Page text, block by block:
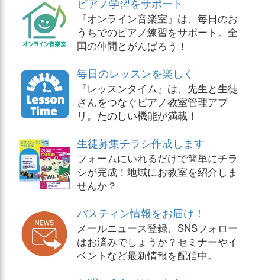
『オンライン音楽室』は、毎日のお
うちでのピアノ練習をサポート。全
国の仲間とがんばろう！
毎日のレッスンを楽しく
『レッスンタイム』は、先生と生徒
さんをつなぐピアノ教室管理アプ
リ。たのしい機能が満載！
生徒募集チラシ作成します
フォームにいれるだけで簡単にチラ
シが完成！地域にお教室を紹介しま
せんか？
バスティン情報をお届け！
メールニュース登録、SNSフォロー
はお済みでしょうか？セミナーやイ
ベントなど最新情報を配信中。